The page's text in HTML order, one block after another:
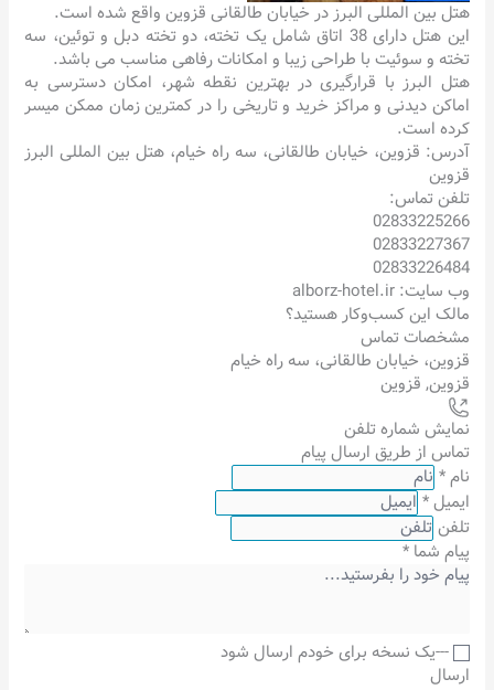
هتل بین المللی البرز در خیابان طالقانی قزوین واقع شده است.
این هتل دارای 38 اتاق شامل یک تخته، دو تخته دبل و توئین، سه
تخته و سوئیت با طراحی زیبا و امکانات رفاهی مناسب می باشد.
هتل البرز با قرارگیری در بهترین نقطه شهر، امکان دسترسی به
اماکن دیدنی و مراکز خرید و تاریخی را در کمترین زمان ممکن میسر
کرده است.
آدرس: قزوین، خیابان طالقانی، سه راه خیام، هتل بین المللی البرز
قزوین
تلفن تماس:
02833225266
02833227367
02833226484
وب سایت: alborz-hotel.ir
مالک این کسب‌وکار هستید؟
مشخصات تماس
قزوین، خیابان طالقانی، سه راه خیام
قزوین, قزوین
نمایش شماره تلفن
تماس از طریق ارسال پیام
نام*
ایمیل*
تلفن
پیام شما*
---یک نسخه برای خودم ارسال شود
ارسال